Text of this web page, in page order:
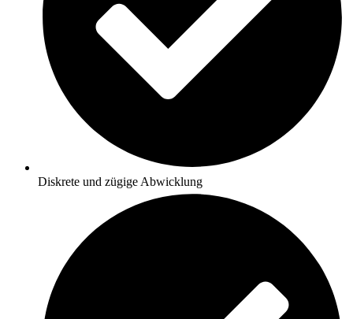
Diskrete und zügige Abwicklung